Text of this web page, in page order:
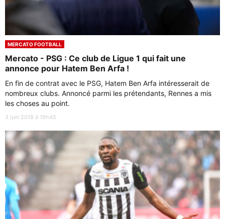
MERCATO FOOTBALL
Mercato - PSG : Ce club de Ligue 1 qui fait une
annonce pour Hatem Ben Arfa !
En fin de contrat avec le PSG, Hatem Ben Arfa intéresserait de
nombreux clubs. Annoncé parmi les prétendants, Rennes a mis
les choses au point.
3 juin 2018 à 19h45